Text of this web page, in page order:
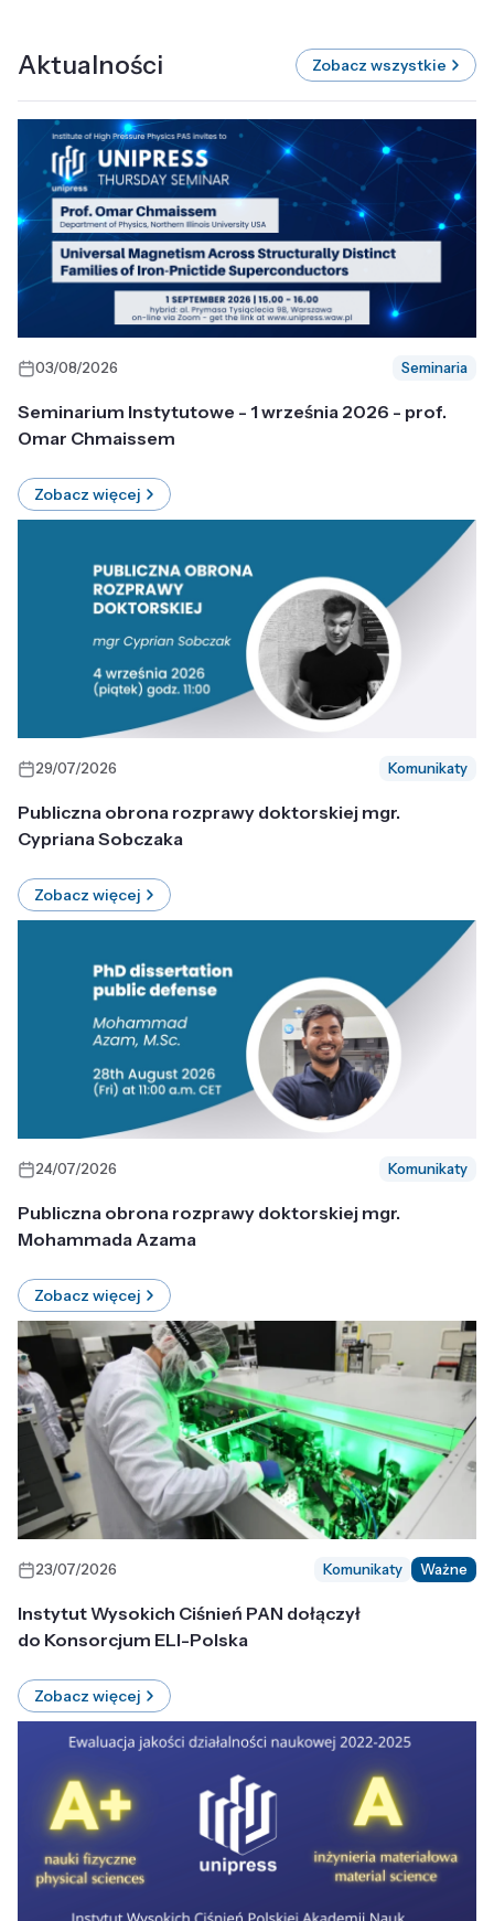
Aktualności Zobacz wszystkie
03/08/2026 Seminaria
Seminarium Instytutowe - 1 września 2026 - prof.
Omar Chmaissem
Zobacz więcej
29/07/2026 Komunikaty
Publiczna obrona rozprawy doktorskiej mgr.
Cypriana Sobczaka
Zobacz więcej
24/07/2026 Komunikaty
Publiczna obrona rozprawy doktorskiej mgr.
Mohammada Azama
Zobacz więcej
23/07/2026 Komunikaty Ważne
Instytut Wysokich Ciśnień PAN dołączył
do Konsorcjum ELI-Polska
Zobacz więcej